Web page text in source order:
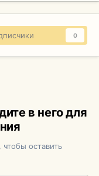
0
в него для
оставить